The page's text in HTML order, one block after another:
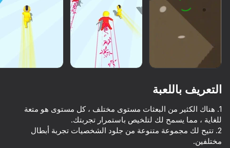
كلها مجانية. كلها لك.
3D Block Gladiator: Sword Draw
59
Stretch Legs
Mecha Duel
65
التعريف باللعبة
1. هناك الكثير من البعثات مستوى مختلف ، كل مستوى هو متعة
2. تتيح لك مجموعة متنوعة من جلود الشخصيات تجربة أبطال